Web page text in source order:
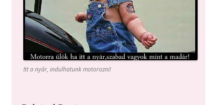
Itt a nyár, indulhatunk motorozni!